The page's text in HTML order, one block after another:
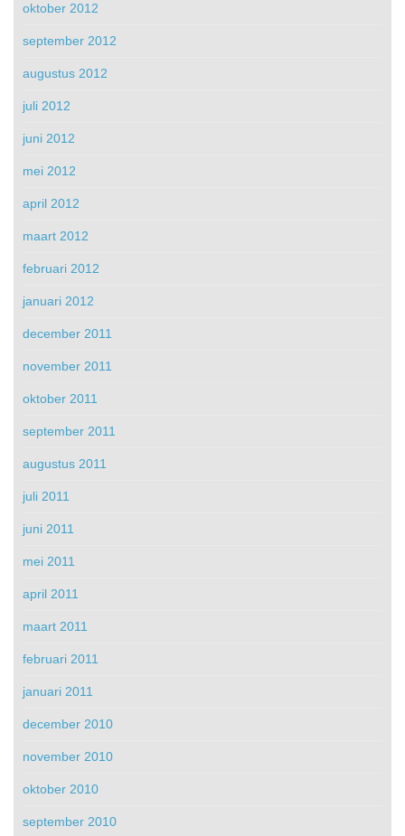
oktober 2012
september 2012
augustus 2012
juli 2012
juni 2012
mei 2012
april 2012
maart 2012
februari 2012
januari 2012
december 2011
november 2011
oktober 2011
september 2011
augustus 2011
juli 2011
juni 2011
mei 2011
april 2011
maart 2011
februari 2011
januari 2011
december 2010
november 2010
oktober 2010
september 2010